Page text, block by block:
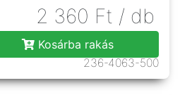
2 360 Ft / db
Kosárba rakás
236-4063-500